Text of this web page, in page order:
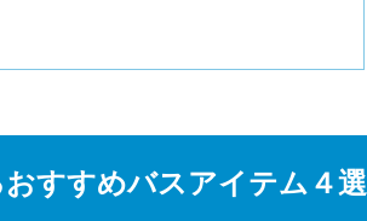
すすめバスアイテム４選